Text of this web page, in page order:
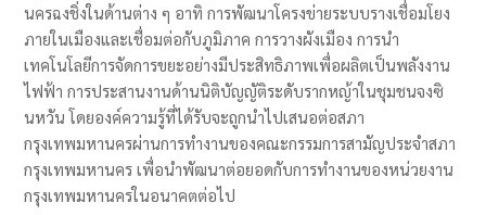
นครฉงชิ่งในด้านต่าง ๆ อาทิ การพัฒนาโครงข่ายระบบรางเชื่อมโยง
ภายในเมืองและเชื่อมต่อกับภูมิภาค การวางผังเมือง การนำ
เทคโนโลยีการจัดการขยะอย่างมีประสิทธิภาพเพื่อผลิตเป็นพลังงาน
ไฟฟ้า การประสานงานด้านนิติบัญญัติระดับรากหญ้าในชุมชนจงซิ
นหวัน โดยองค์ความรู้ที่ได้รับจะถูกนำไปเสนอต่อสภา
กรุงเทพมหานครผ่านการทำงานของคณะกรรมการสามัญประจำสภา
กรุงเทพมหานคร เพื่อนำพัฒนาต่อยอดกับการทำงานของหน่วยงาน
กรุงเทพมหานครในอนาคตต่อไป